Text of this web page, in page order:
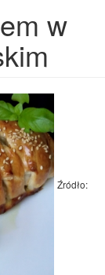
w
Źródło: